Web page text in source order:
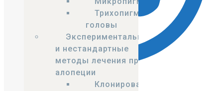
Трихопигментация
головы
Экспериментальные
и нестандартные
методы лечения при
алопеции
Клонирование